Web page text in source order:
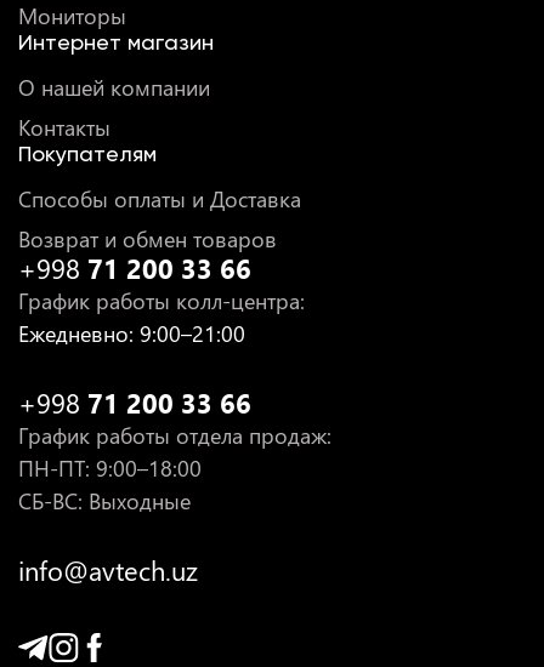
Мониторы
Интернет магазин
О нашей компании
Контакты
Покупателям
Способы оплаты и Доставка
Возврат и обмен товаров
+998 71 200 33 66
График работы колл-центра:
Ежедневно: 9:00–21:00
+998 71 200 33 66
График работы отдела продаж:
ПН-ПТ: 9:00–18:00
СБ-ВС: Выходные
info@avtech.uz